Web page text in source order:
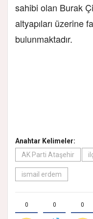
sahibi olan Burak
altyapıları üzerine
bulunmaktadır.
Anahtar Kelimeler:
AK Parti Ataşehir
ismail erdem
0 0 0